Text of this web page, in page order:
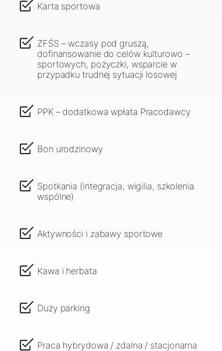
Karta sportowa
ZFŚS – wczasy pod gruszą,
dofinansowanie do celów kulturowo –
sportowych, pożyczki, wsparcie w
przypadku trudnej sytuacji losowej
PPK – dodatkowa wpłata Pracodawcy
Bon urodzinowy
Spotkania (integracja, wigilia, szkolenia
wspólne)
Aktywności i zabawy sportowe
Kawa i herbata
Duży parking
Praca hybrydowa / zdalna / stacjonarna